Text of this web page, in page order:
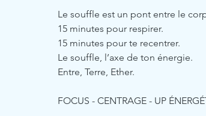
Le souffle est un pont entre le
15 minutes pour respirer.
15 minutes pour te recentrer.
Le souffle, l’axe de ton énergie.
Entre, Terre, Ether.
FOCUS - CENTRAGE - UP